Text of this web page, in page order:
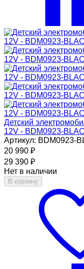
Детский
12V - BDM0923-
Артикул: BDM0923-
20 990 ₽
29 390 ₽
Нет в наличии
В корзину